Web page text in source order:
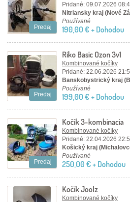
Predaj
Pridané: 09.07.2026
Nitriansky kraj (Nové
Používané
190,00 € + Dohodou
Predaj
Riko Basic Ozon 3v1
Kombinované kočíky
Pridané: 22.06.2026
Banskobystrický kraj
Používané
199,00 € + Dohodou
Predaj
Kočík 3-kombinacia
Kombinované kočíky
Pridané: 22.04.2026
Košický kraj
Používané
250,00 € + Dohodou
Kočík Joolz
Kombinované kočíky